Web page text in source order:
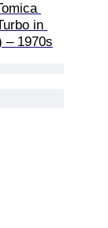
in
– 1970s